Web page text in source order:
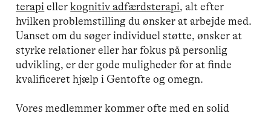
terapi ellerkognitiv adfærdsterapi, alt efter
hvilken problemstilling du ønsker at arbejde med.
Uanset om du søger individuel støtte, ønsker at
styrke relationer eller har fokus på personlig
udvikling, er der gode muligheder for at finde
kvalificeret hjælp i Gentofte og omegn.
Vores medlemmer kommer ofte med en solid